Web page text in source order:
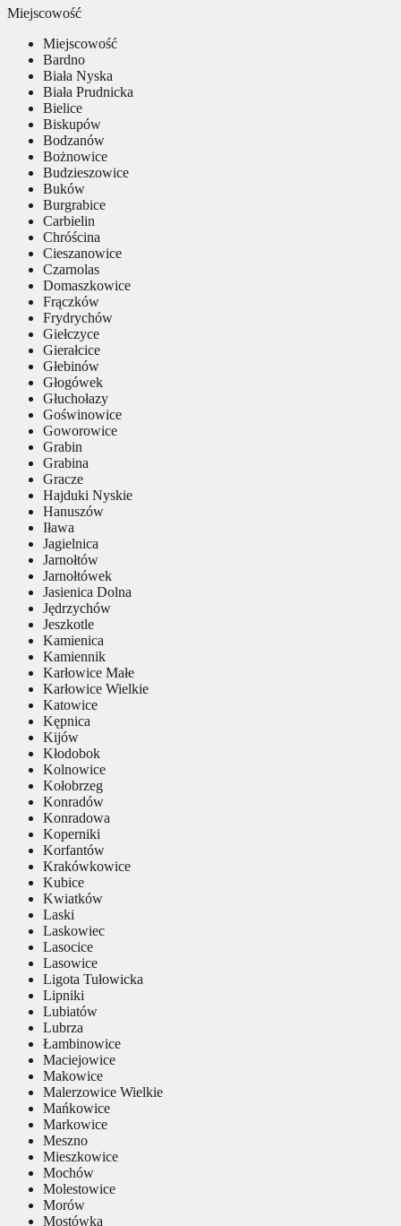
Miejscowość
Miejscowość
Bardno
Biała Nyska
Biała Prudnicka
Bielice
Biskupów
Bodzanów
Bożnowice
Budzieszowice
Buków
Burgrabice
Carbielin
Chróścina
Cieszanowice
Czarnolas
Domaszkowice
Frączków
Frydrychów
Giełczyce
Gierałcice
Głebinów
Głogówek
Głuchołazy
Goświnowice
Goworowice
Grabin
Grabina
Gracze
Hajduki Nyskie
Hanuszów
Iława
Jagielnica
Jarnołtów
Jarnołtówek
Jasienica Dolna
Jędrzychów
Jeszkotle
Kamienica
Kamiennik
Karłowice Małe
Karłowice Wielkie
Katowice
Kępnica
Kijów
Kłodobok
Kolnowice
Kołobrzeg
Konradów
Konradowa
Koperniki
Korfantów
Krakówkowice
Kubice
Kwiatków
Laski
Laskowiec
Lasocice
Lasowice
Ligota Tułowicka
Lipniki
Lubiatów
Lubrza
Łambinowice
Maciejowice
Makowice
Malerzowice Wielkie
Mańkowice
Markowice
Meszno
Mieszkowice
Mochów
Molestowice
Morów
Mostówka